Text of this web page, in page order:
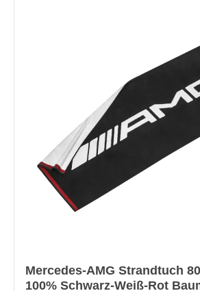
Mercedes-AMG Strandtuch
100% Schwarz-Weiß-Rot